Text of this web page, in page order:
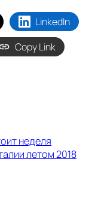
LinkedIn
Copy Link
неделя
летом 2018